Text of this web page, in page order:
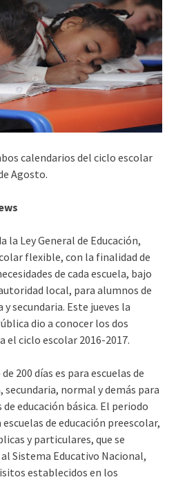
calendarios del ciclo escolar
Agosto.
la Ley General de Educación,
flexible, con la finalidad de
de cada escuela, bajo
local, para alumnos de
secundaria. Este jueves la
dio a conocer los dos
el ciclo escolar 2016-2017.
200 días es para escuelas de
normal y demás para
educación básica. El periodo
de educación preescolar,
y particulares, que se
Sistema Educativo Nacional,
establecidos en los